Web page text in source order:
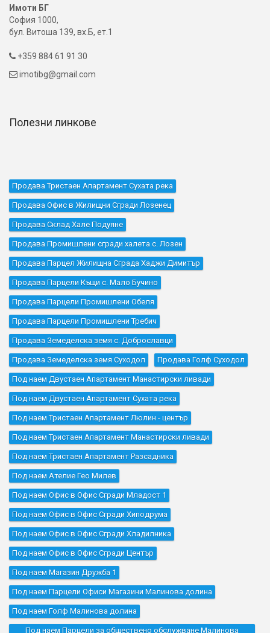
Имоти БГ
София 1000,
бул. Витоша 139, вх.Б, ет.1
 +359 884 61 91 30
 imotibg@gmail.com
Полезни линкове
Продава Тристаен Апартамент Сухата река
Продава Офис в Жилищни Сгради Лозенец
Продава Склад Хале Подуяне
Продава Промишлени сгради халета с. Лозен
Продава Парцел Жилищна Сграда Хаджи Димитър
Продава Парцели Къщи с. Мало Бучино
Продава Парцели Промишлени Обеля
Продава Парцели Промишлени Требич
Продава Земеделска земя с. Доброславци
Продава Земеделска земя Суходол Продава Голф Суходол
Под наем Двустаен Апартамент Манастирски ливади
Под наем Двустаен Апартамент Сухата река
Под наем Тристаен Апартамент Люлин - център
Под наем Тристаен Апартамент Манастирски ливади
Под наем Тристаен Апартамент Разсадника
Под наем Ателие Гео Милев
Под наем Офис в Офис Сгради Младост 1
Под наем Офис в Офис Сгради Хиподрума
Под наем Офис в Офис Сгради Хладилника
Под наем Офис в Офис Сгради Център
Под наем Магазин Дружба 1
Под наем Парцели Офиси Магазини Малинова долина
Под наем Голф Малинова долина
Под наем Парцели за обществено обслужване Малинова